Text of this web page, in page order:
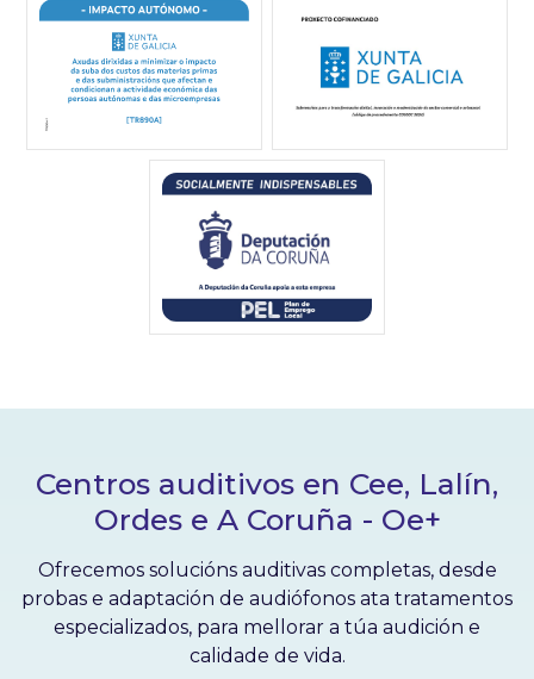
Centros auditivos en Cee, Lalín,
Ordes e A Coruña - Oe+
Ofrecemos solucións auditivas completas, desde
probas e adaptación de audiófonos ata tratamentos
especializados, para mellorar a túa audición e
calidade de vida.